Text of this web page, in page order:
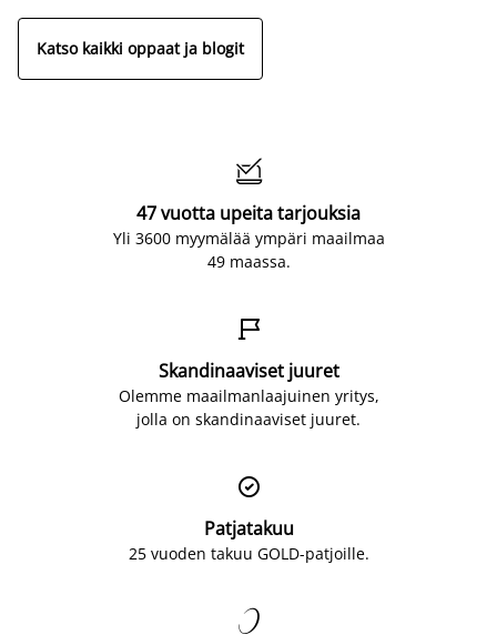
Katso kaikki oppaat ja blogit

47 vuotta upeita tarjouksia
Yli 3600 myymälää ympäri maailmaa
49 maassa.

Skandinaaviset juuret
Olemme maailmanlaajuinen yritys,
jolla on skandinaaviset juuret.

Patjatakuu
25 vuoden takuu GOLD-patjoille.
